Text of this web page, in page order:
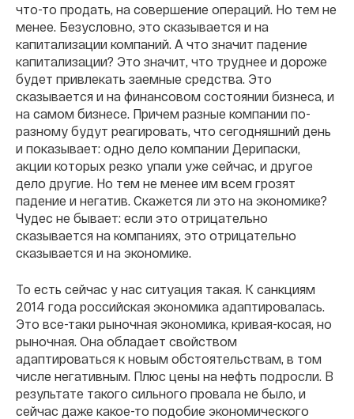
что-то продать, на совершение операций. Но тем не
менее. Безусловно, это сказывается и на
капитализации компаний. А что значит падение
капитализации? Это значит, что труднее и дороже
будет привлекать заемные средства. Это
сказывается и на финансовом состоянии бизнеса, и
на самом бизнесе. Причем разные компании по-
разному будут реагировать, что сегодняшний день
и показывает: одно дело компании Дерипаски,
акции которых резко упали уже сейчас, и другое
дело другие. Но тем не менее им всем грозят
падение и негатив. Скажется ли это на экономике?
Чудес не бывает: если это отрицательно
сказывается на компаниях, это отрицательно
сказывается и на экономике.
То есть сейчас у нас ситуация такая. К санкциям
2014 года российская экономика адаптировалась.
Это все-таки рыночная экономика, кривая-косая, но
рыночная. Она обладает свойством
адаптироваться к новым обстоятельствам, в том
числе негативным. Плюс цены на нефть подросли. В
результате такого сильного провала не было, и
сейчас даже какое-то подобие экономического